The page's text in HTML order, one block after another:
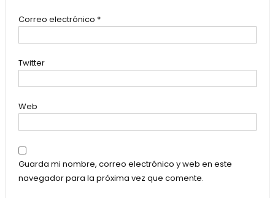
Correo electrónico *
Twitter
Web
Guarda mi nombre, correo electrónico y web en este
navegador para la próxima vez que comente.